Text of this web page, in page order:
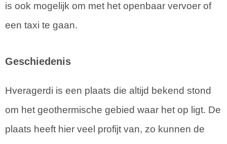
is ook mogelijk om met het openbaar vervoer of
een taxi te gaan.
Geschiedenis
Hveragerdi is een plaats die altijd bekend stond
om het geothermische gebied waar het op ligt. De
plaats heeft hier veel profijt van, zo kunnen de